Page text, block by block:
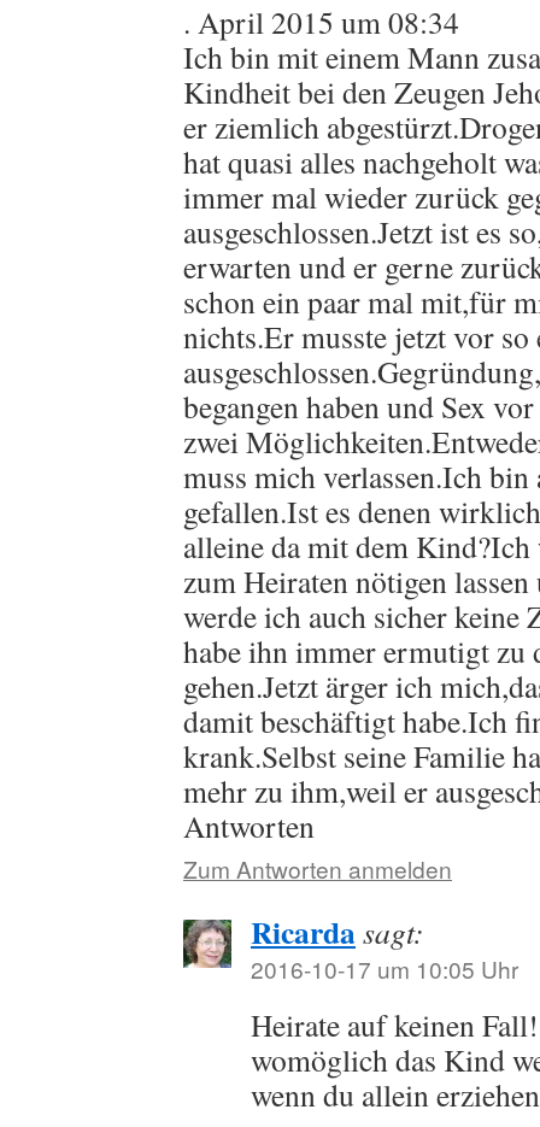
. April 2015 um 08:34
Ich bin mit einem Mann
Kindheit bei den Zeugen
er ziemlich
hat quasi alles nachgeholt
immer mal wieder zurück
ausgeschlossen.Jetzt ist es
erwarten und er gerne
schon ein paar mal mit,für
nichts.Er musste jetzt vor
begangen haben und Sex
zwei
muss mich verlassen.Ich
gefallen.Ist es denen
alleine da mit dem
zum Heiraten nötigen
werde ich auch sicher
habe ihn immer ermutigt zu
gehen.Jetzt ärger ich
damit beschäftigt habe.Ich
krank.Selbst seine Familie
mehr zu ihm,weil er
Antworten
Zum Antworten anmelden
Ricardasagt:
2016-10-17 um 10:05 Uhr
Heirate auf keinen
womöglich das Kind
wenn du allein